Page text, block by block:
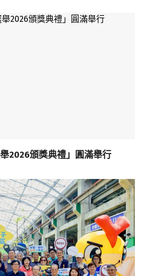
2026頒獎典禮」圓滿舉行